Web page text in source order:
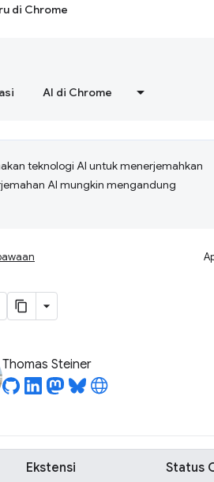
di Chrome
AI di Chrome
teknologi AI untuk menerjemahkan
AI mungkin mengandung
Thomas Steiner
Ekstensi Status